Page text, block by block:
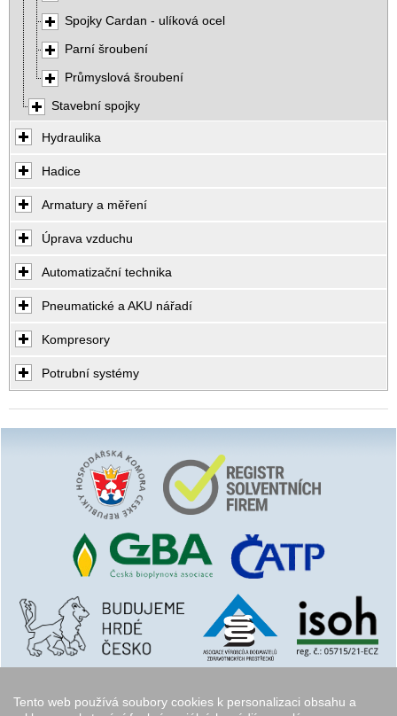
Tento web používá soubory cookies k personalizaci obsahu a
Spojky Cardan - ulíková ocel
Parní šroubení
Průmyslová šroubení
Stavební spojky
Hydraulika
Hadice
Armatury a měření
Úprava vzduchu
Automatizační technika
Pneumatické a AKU nářadí
Kompresory
Potrubní systémy